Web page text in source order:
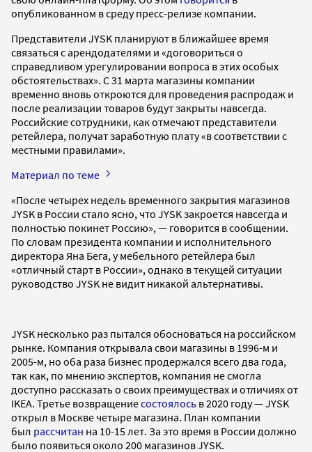
опубликованном в среду пресс-релизе компании.
Представители JYSK планируют в ближайшее время
связаться с арендодателями и «договориться о
справедливом урегулировании вопроса в этих особых
обстоятельствах». С 31 марта магазины компании
временно вновь откроются для проведения распродаж и
после реализации товаров будут закрыты навсегда.
Российские сотрудники, как отмечают представители
ретейлера, получат заработную плату «в соответствии с
местными правилами».
Материал по теме
«После четырех недель временного закрытия магазинов
JYSK в России стало ясно, что JYSK закроется навсегда и
полностью покинет Россию», — говорится в сообщении.
По словам президента компании и исполнительного
директора Яна Бега, у мебельного ретейлера был
«отличный старт в России», однако в текущей ситуации
руководство JYSK не видит никакой альтернативы.
JYSK несколько раз пытался обосноваться на российском
рынке. Компания открывала свои магазины в 1996-м и
2005-м, но оба раза бизнес продержался всего два года,
так как, по мнению экспертов, компания не смогла
доступно рассказать о своих преимуществах и отличиях от
IKEA. Третье возвращениесостоялось в 2020 году — JYSK
открыл в Москве четыре магазина. План компании
был рассчитан на 10-15 лет. За это время в России должно
было появиться около 200 магазинов JYSK.